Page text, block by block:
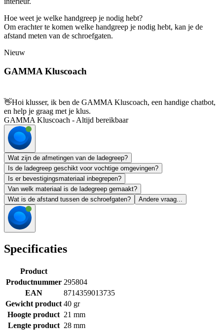
Hoe weet je welke handgreep je nodig hebt?
Om erachter te komen welke handgreep je nodig hebt, kan je de
afstand meten van de schroefgaten.
Nieuw
GAMMA Kluscoach
👋Hoi klusser, ik ben de GAMMA Kluscoach, een handige chatbot,
en help je graag met je klus.
GAMMA Kluscoach - Altijd bereikbaar
Wat zijn de afmetingen van de ladegreep?
Is de ladegreep geschikt voor vochtige omgevingen?
Is er bevestigingsmateriaal inbegrepen?
Van welk materiaal is de ladegreep gemaakt?
Wat is de afstand tussen de schroefgaten?
Andere vraag...
Specificaties
Product
Productnummer 295804
EAN
8714359013735
Gewicht product 40 gr
Hoogte product 21 mm
Lengte product 28 mm